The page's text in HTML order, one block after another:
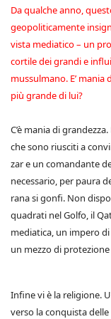
Da qualche anno,
geopoliticamente
vista mediatico – un
cortile dei grandi e
mussulmano. E’
più grande di lui?
C’è mania di
che sono riusciti a
zar e un comandante
necessario, per paura
rana si gonfi. Non
quadrati nel Golfo, il
mediatica, un impero
un mezzo di
Infine vi è la religione.
verso la conquista